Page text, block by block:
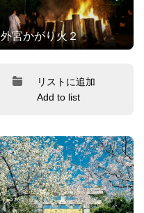
外宮かがり火２
リストに追加
Add to list